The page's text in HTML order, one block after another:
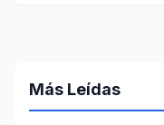
Más Leídas